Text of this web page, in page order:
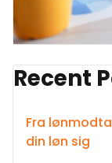
Recent
Fra
din løn sig